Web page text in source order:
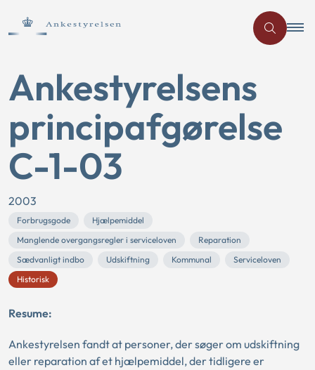
Ankestyrelsens
principafgørelse
C-1-03
2003
Forbrugsgode
Hjælpemiddel
Manglende overgangsregler i serviceloven
Reparation
Sædvanligt indbo
Udskiftning Kommunal
Serviceloven
Historisk
Resume:
Ankestyrelsen fandt at personer, der søger om udskiftning
eller reparation af et hjælpemiddel, der tidligere er